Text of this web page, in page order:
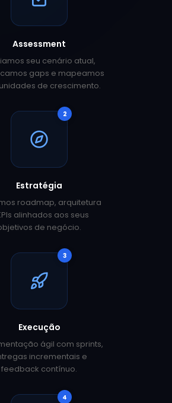
Assessment
seu cenário atual,
gaps e mapeamos
de crescimento.
2
Estratégia
roadmap, arquitetura
alinhados aos seus
de negócio.
3
Execução
ágil com sprints,
incrementais e
feedback contínuo.
4